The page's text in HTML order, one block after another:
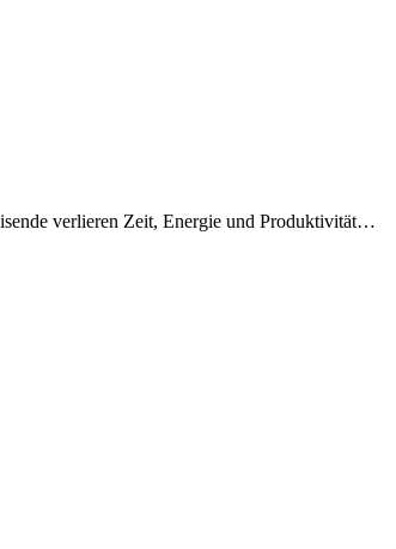
verlieren Zeit, Energie und Produktivität…